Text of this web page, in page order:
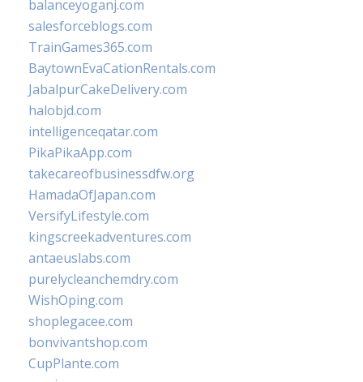
balanceyoganj.com
salesforceblogs.com
TrainGames365.com
BaytownEvaCationRentals.com
JabalpurCakeDelivery.com
halobjd.com
intelligenceqatar.com
PikaPikaApp.com
takecareofbusinessdfw.org
HamadaOfJapan.com
VersifyLifestyle.com
kingscreekadventures.com
antaeuslabs.com
purelycleanchemdry.com
WishOping.com
shoplegacee.com
bonvivantshop.com
CupPlante.com